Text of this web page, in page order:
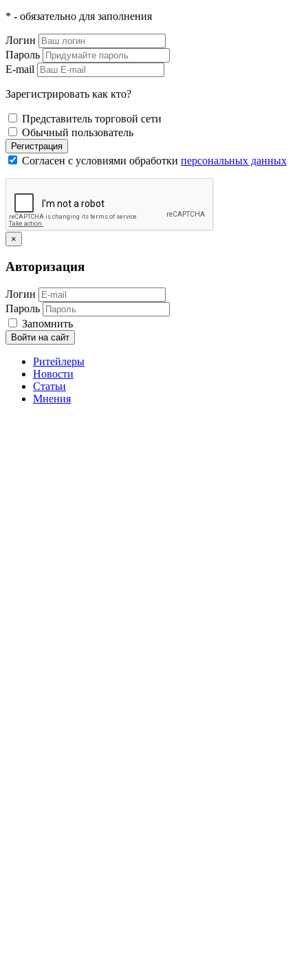
* - обязательно для заполнения
Логин
Пароль
E-mail
Зарегистрировать как кто?
Представитель торговой сети
Обычный пользователь
Регистрация
Согласен с условиями обработки персональных данных
×
Авторизация
Логин
Пароль
Запомнить
Войти на сайт
Ритейлеры
Новости
Статьи
Мнения